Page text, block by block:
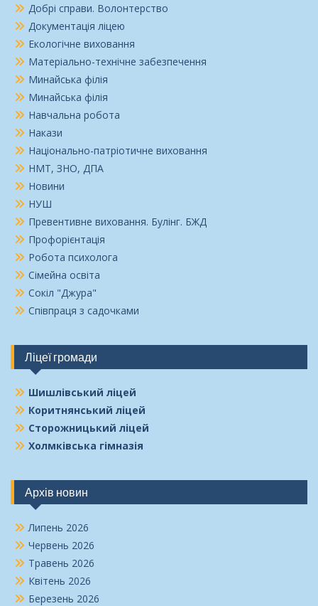
Добрі справи. Волонтерство
Документація ліцею
Екологічне виховання
Матеріально-технічне забезпечення
Минайська філія
Минайська філія
Навчальна робота
Накази
Національно-патріотичне виховання
НМТ, ЗНО, ДПА
Новини
НУШ
Превентивне виховання. Булінг. БЖД
Профорієнтація
Робота психолога
Сімейна освіта
Сокіл "Джура"
Співпраця з садочками
Ліцеї громади
Шишлівський ліцей
Коритнянський ліцей
Сторожницький ліцей
Холмківська гімназія
Архів новин
Липень 2026
Червень 2026
Травень 2026
Квітень 2026
Березень 2026